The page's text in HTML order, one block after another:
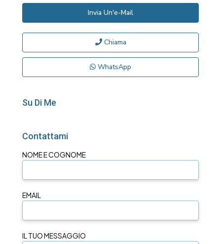
Invia Un'e-Mail
Chiama
WhatsApp
Su Di Me
Contattami
NOME E COGNOME
EMAIL
IL TUO MESSAGGIO